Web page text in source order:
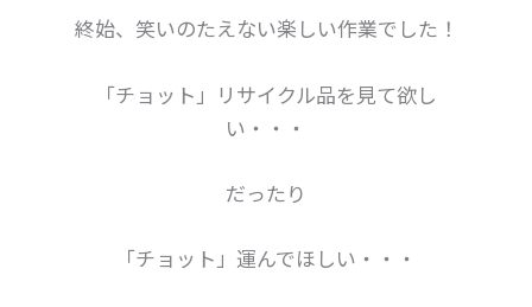
終始、笑いのたえない楽しい作業でした！
「チョット」リサイクル品を見て欲し
い・・・
だったり
「チョット」運んでほしい・・・